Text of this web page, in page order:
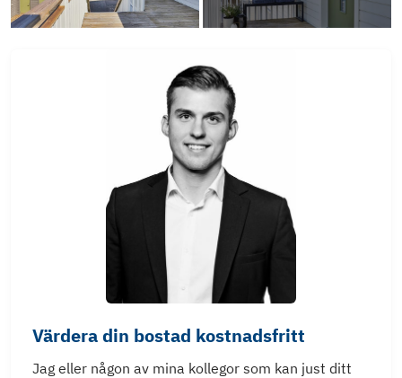
Värdera din bostad kostnadsfritt
Jag eller någon av mina kollegor som kan just ditt